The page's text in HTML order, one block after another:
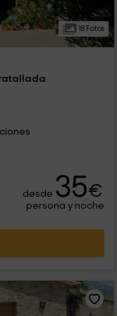
18 Fotos
desde 35€
persona y noche